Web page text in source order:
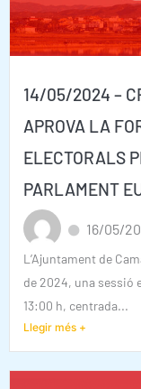
14/05/2024 –
APROVA LA
ELECTORALS
PARLAMENT
16/05/
L’Ajuntament de
de 2024, una sessió
13:00 h, centrada...
Llegir més +